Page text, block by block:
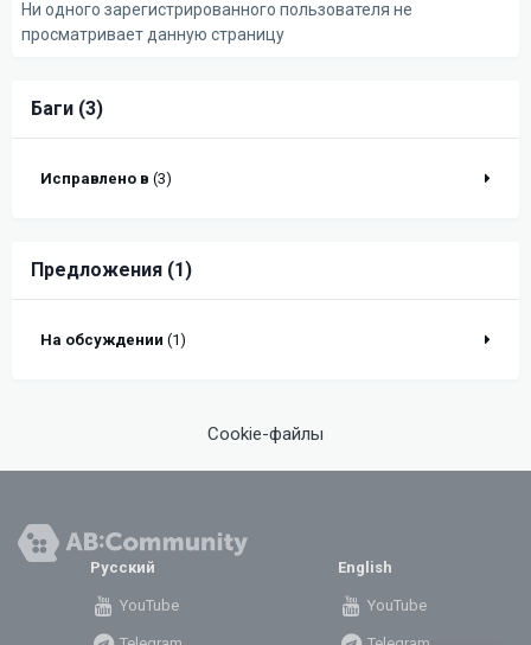
Ни одного зарегистрированного пользователя не
просматривает данную страницу
Баги (3)
Исправлено в (3)
Предложения (1)
На обсуждении (1)
Cookie-файлы
Русский
YouTube
English
YouTube